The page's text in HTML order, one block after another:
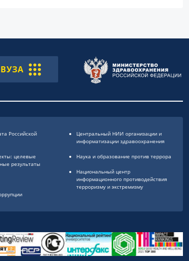
Российской
целевые
результаты
Центральный НИИ организации и
информатизации здравоохранения
Наука и образование против террора
Национальный центр
информационного противодействия
терроризму и экстремизму